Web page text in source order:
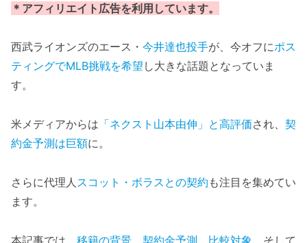
＊アフィリエイト広告を利用しています。
西武ライオンズのエース・ 今井達也投手が、今オフにポス
ティングでMLB挑戦を希望 し大きな話題となっていま
す。
米メディアからは 「ネクスト山本由伸」と高評価され、 契
約金予測は巨額に。
さらに代理人 スコット・ボラスとの契約 も注目を集めてい
ます。
本記事では、 移籍の背景、契約金予測、比較対象 、そして